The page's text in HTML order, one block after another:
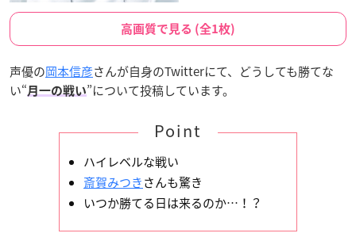
高画質で見る (全1枚)
声優の岡本信彦さんが自身のTwitterにて、どうしても勝てな
い“月一の戦い”について投稿しています。
Point
ハイレベルな戦い
斎賀みつきさんも驚き
いつか勝てる日は来るのか…！？